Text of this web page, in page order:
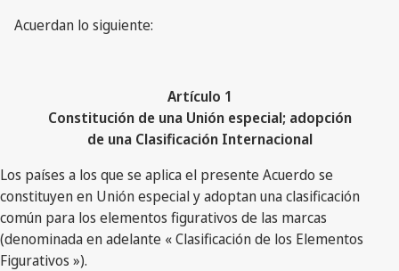
Acuerdan lo siguiente:
Artículo 1
Constitución de una Unión especial; adopción
de una Clasificación Internacional
Los países a los que se aplica el presente Acuerdo se
constituyen en Unión especial y adoptan una clasificación
común para los elementos figurativos de las marcas
(denominada en adelante « Clasificación de los Elementos
Figurativos »).